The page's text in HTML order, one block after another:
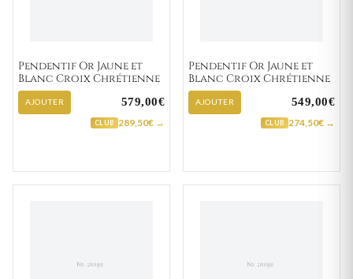
Pendentif Or Jaune et
Blanc Croix Chrétienne
AJOUTER 579,00€
CLUB 289,50€ →
Pendentif Or Jaune et
Blanc Croix Chrétienne
AJOUTER 549,00€
CLUB 274,50€ →